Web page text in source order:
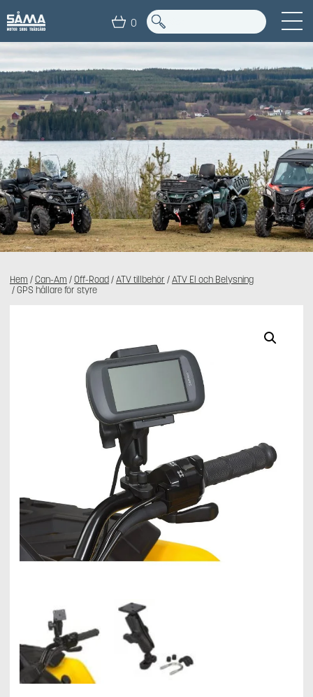
0
Hem /Can-Am /Off-Road/ATV tillbehör /ATV El och Belysning
/ GPS hållare för styre